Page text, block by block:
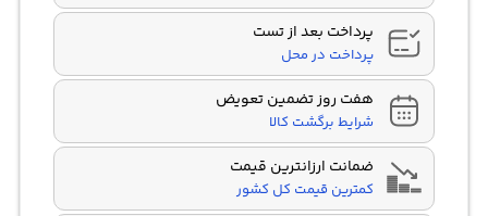
پرداخت بعد از تست
پرداخت در محل
هفت روز تضمین تعویض
شرایط برگشت کالا
ضمانت ارزانترین قیمت
کمترین قیمت کل کشور